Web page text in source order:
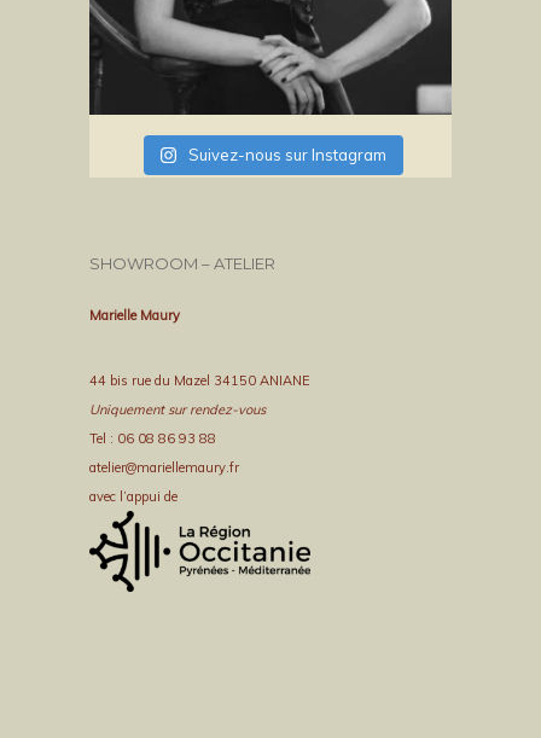
Suivez-nous sur Instagram
SHOWROOM – ATELIER
Marielle Maury
44 bis rue du Mazel 34150 ANIANE
Uniquement sur rendez-vous
Tel : 06 08 86 93 88
atelier@mariellemaury.fr
avec l’appui de